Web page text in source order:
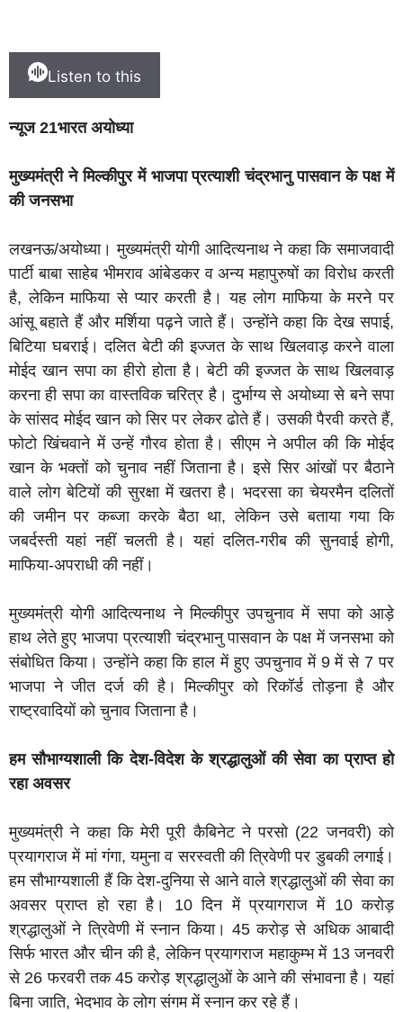
Listen to this
न्यूज 21भारत अयोध्या
मुख्यमंत्री ने मिल्कीपुर में भाजपा प्रत्याशी चंद्रभानु पासवान के पक्ष में
की जनसभा
लखनऊ/अयोध्या। मुख्यमंत्री योगी आदित्यनाथ ने कहा कि समाजवादी
पार्टी बाबा साहेब भीमराव आंबेडकर व अन्य महापुरुषों का विरोध करती
है, लेकिन माफिया से प्यार करती है। यह लोग माफिया के मरने पर
आंसू बहाते हैं और मर्शिया पढ़ने जाते हैं। उन्होंने कहा कि देख सपाई,
बिटिया घबराई। दलित बेटी की इज्जत के साथ खिलवाड़ करने वाला
मोईद खान सपा का हीरो होता है। बेटी की इज्जत के साथ खिलवाड़
करना ही सपा का वास्तविक चरित्र है। दुर्भाग्य से अयोध्या से बने सपा
के सांसद मोईद खान को सिर पर लेकर ढोते हैं। उसकी पैरवी करते हैं,
फोटो खिंचवाने में उन्हें गौरव होता है। सीएम ने अपील की कि मोईद
खान के भक्तों को चुनाव नहीं जिताना है। इसे सिर आंखों पर बैठाने
वाले लोग बेटियों की सुरक्षा में खतरा है। भदरसा का चेयरमैन दलितों
की जमीन पर कब्जा करके बैठा था, लेकिन उसे बताया गया कि
जबर्दस्ती यहां नहीं चलती है। यहां दलित-गरीब की सुनवाई होगी,
माफिया-अपराधी की नहीं।
मुख्यमंत्री योगी आदित्यनाथ ने मिल्कीपुर उपचुनाव में सपा को आड़े
हाथ लेते हुए भाजपा प्रत्याशी चंद्रभानु पासवान के पक्ष में जनसभा को
संबोधित किया। उन्होंने कहा कि हाल में हुए उपचुनाव में 9 में से 7 पर
भाजपा ने जीत दर्ज की है। मिल्कीपुर को रिकॉर्ड तोड़ना है और
राष्ट्रवादियों को चुनाव जिताना है।
हम सौभाग्यशाली कि देश-विदेश के श्रद्धालुओं की सेवा का प्राप्त हो
रहा अवसर
मुख्यमंत्री ने कहा कि मेरी पूरी कैबिनेट ने परसो (22 जनवरी) को
प्रयागराज में मां गंगा, यमुना व सरस्वती की त्रिवेणी पर डुबकी लगाई।
हम सौभाग्यशाली हैं कि देश-दुनिया से आने वाले श्रद्धालुओं की सेवा का
अवसर प्राप्त हो रहा है। 10 दिन में प्रयागराज में 10 करोड़
श्रद्धालुओं ने त्रिवेणी में स्नान किया। 45 करोड़ से अधिक आबादी
सिर्फ भारत और चीन की है, लेकिन प्रयागराज महाकुम्भ में 13 जनवरी
से 26 फरवरी तक 45 करोड़ श्रद्धालुओं के आने की संभावना है। यहां
बिना जाति, भेदभाव के लोग संगम में स्नान कर रहे हैं।